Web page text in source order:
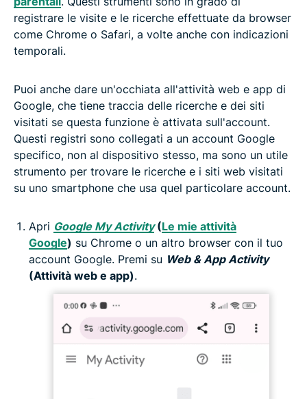
registrare le visite e le ricerche effettuate da browser
come Chrome o Safari, a volte anche con indicazioni
temporali.
Puoi anche dare un'occhiata all'attività web e app di
Google, che tiene traccia delle ricerche e dei siti
visitati se questa funzione è attivata sull'account.
Questi registri sono collegati a un account Google
specifico, non al dispositivo stesso, ma sono un utile
strumento per trovare le ricerche e i siti web visitati
su uno smartphone che usa quel particolare account.
Apri Google My Activity(Le mie attività
Google) su Chrome o un altro browser con il tuo
account Google. Premi su Web & App Activity
(Attività web e app).